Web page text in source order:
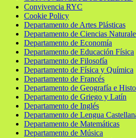
Convivencia RYC
Cookie Policy
Departamento de Artes Plásticas
Departamento de Ciencias
Departamento de Economía
Departamento de Educación Física
Departamento de Filosofía
Departamento de Física y Química
Departamento de Francés
Departamento de Geografía e
Departamento de Griego y Latín
Departamento de Inglés
Departamento de Lengua
Departamento de Matemáticas
Departamento de Música